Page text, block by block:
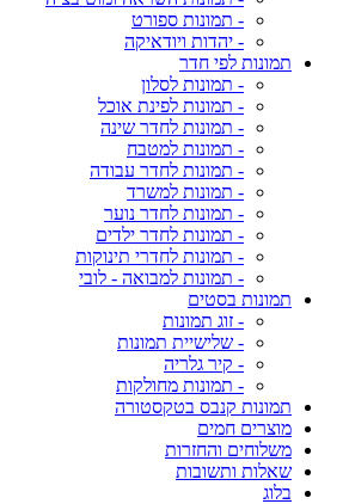
- תמונות ספורט
- יהדות ויודאיקה
תמונות לפי חדר
- תמונות לסלון
- תמונות לפינת אוכל
- תמונות לחדר שינה
- תמונות למטבח
- תמונות לחדר עבודה
- תמונות למשרד
- תמונות לחדר נוער
- תמונות לחדר ילדים
- תמונות לחדרי תינוקות
- תמונות למבואה - לובי
תמונות בסטים
- זוג תמונות
- שלישיית תמונות
- קיר גלריה
- תמונות מחולקות
תמונות קנבס בטקסטורה
מוצרים חמים
משלוחים והחזרות
שאלות ותשובות
בלוג